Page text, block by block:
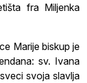
fra Miljenka
Marije biskup je
sv. Ivana
svoja slavlja